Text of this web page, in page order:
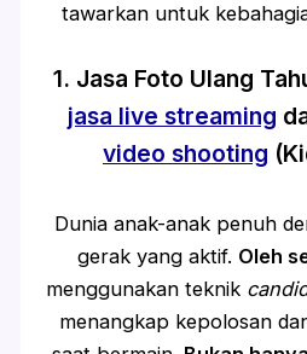
tawarkan untuk
1. Jasa Foto Ulang
jasa live streaming
video shooting
Dunia anak-anak penuh
gerak yang aktif. Oleh
menggunakan teknik
menangkap kepolosan